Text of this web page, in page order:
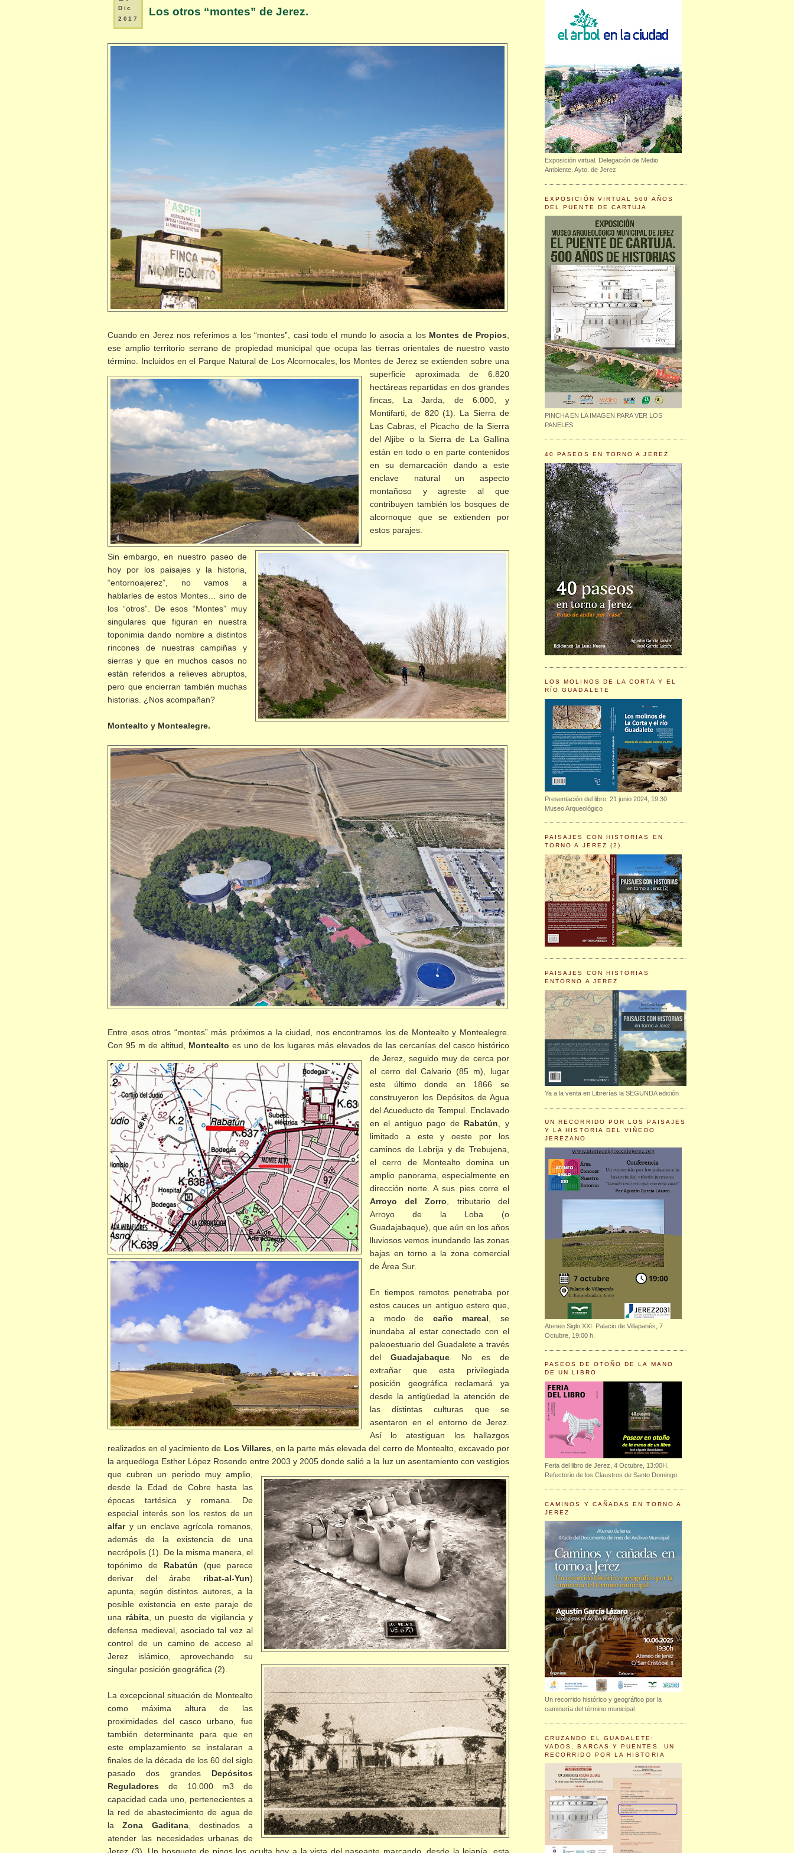
Dic
2017
Los otros “montes” de Jerez.
Cuando en Jerez nos referimos a los “montes”, casi todo el mundo lo asocia a los Montes de Propios
ese amplio territorio serrano de propiedad municipal que ocupa las tierras orientales de nuestro vasto
término. Incluidos en el Parque Natural de Los Alcornocales, los Montes de Jerez se extienden sobre una
superficie aproximada de 6.820
hectáreas repartidas en dos grandes
fincas, La Jarda, de 6.000, y
Montifarti, de 820 (1). La Sierra de
Las Cabras, el Picacho de la Sierra
del Aljibe o la Sierra de La Gallina
están en todo o en parte contenidos
en su demarcación dando a este
enclave natural un aspecto
montañoso y agreste al que
contribuyen también los bosques de
alcornoque que se extienden por
estos parajes.
Sin embargo, en nuestro paseo de
hoy por los paisajes y la historia,
“entornoajerez”, no vamos a
hablarles de estos Montes… sino de
los “otros”. De esos “Montes” muy
singulares que figuran en nuestra
toponimia dando nombre a distintos
rincones de nuestras campiñas y
sierras y que en muchos casos no
están referidos a relieves abruptos,
pero que encierran también muchas
historias. ¿Nos acompañan?
Montealto y Montealegre.
Entre esos otros “montes” más próximos a la ciudad, nos encontramos los de Montealto y Montealegre.
Con 95 m de altitud, Montealto es uno de los lugares más elevados de las cercanías del casco histórico
de Jerez, seguido muy de cerca por
el cerro del Calvario (85 m), lugar
este último donde en 1866 se
construyeron los Depósitos de Agua
del Acueducto de Tempul. Enclavado
en el antiguo pago de Rabatún , y
limitado a este y oeste por los
caminos de Lebrija y de Trebujena,
el cerro de Montealto domina un
amplio panorama, especialmente en
dirección norte. A sus pies corre el
Arroyo del Zorro , tributario del
Arroyo de la Loba (o
Guadajabaque), que aún en los años
lluviosos vemos inundando las zonas
bajas en torno a la zona comercial
de Área Sur.
En tiempos remotos penetraba por
estos cauces un antiguo estero que,
a modo de caño mareal , se
inundaba al estar conectado con el
paleoestuario del Guadalete a través
del Guadajabaque. No es de
extrañar que esta privilegiada
posición geográfica reclamará ya
desde la antigüedad la atención de
las distintas culturas que se
asentaron en el entorno de Jerez.
Así lo atestiguan los hallazgos
realizados en el yacimiento de Los Villares , en la parte más elevada del cerro de Montealto, excavado por
la arqueóloga Esther López Rosendo entre 2003 y 2005 donde salió a la luz un asentamiento con vestigios
quecubren un periodo muy amplio,
desde la Edad de Cobre hasta las
épocas tartésica y romana. De
especial interés son los restos de un
alfary un enclave agrícola romanos,
además de la existencia de una
necrópolis (1). De la misma manera, el
topónimo de Rabatún (que parece
derivar del árabe ribat-al-Yun)
apunta, según distintos autores, a la
posible existencia en este paraje de
una rábita, un puesto de vigilancia y
defensa medieval, asociado tal vez al
control de un camino de accesoal
Jerez islámico, aprovechando su
singular posición geográfica (2).
La excepcional situación de Montealto
como máxima altura de las
proximidades del casco urbano, fue
también determinante para que en
este emplazamiento se instalaran a
finales de la década de los 60 del siglo
pasado dos grandes Depósitos
Reguladores de 10.000 m3 de
capacidad cada uno, pertenecientes a
la red de abastecimiento de agua de
laZona Gaditana, destinados a
atender las necesidades urbanas de
Exposición virtual. Delegación de Medio
Ambiente. Ayto. de Jerez
EXPOSICIÓN VIRTUAL 500 AÑOS
DEL PUENTE DE CARTUJA
PINCHA EN LA IMAGEN PARA VER LOS
PANELES
40 PASEOS EN TORNO A JEREZ
LOS MOLINOS DE LA CORTA Y EL
RÍO GUADALETE
Presentación del libro: 21 junio 2024, 19:30
Museo Arqueológico
PAISAJES CON HISTORIAS EN
TORNO A JEREZ (2).
PAISAJES CON HISTORIAS
ENTORNO A JEREZ
Ya a la venta en Librerías la SEGUNDA edición
UN RECORRIDO POR LOS PAISAJES
Y LA HISTORIA DEL VIÑEDO
JEREZANO
Ateneo Siglo XXI. Palacio de Villapanés, 7
Octubre, 19:00 h.
PASEOS DE OTOÑO DE LA MANO
DE UN LIBRO
Feria del libro de Jerez, 4 Octubre, 13:00H.
Refectorio de los Claustros de Santo Domingo
CAMINOS Y CAÑADAS EN TORNO A
JEREZ
Un recorrido histórico y geográfico por la
caminería del término municipal
CRUZANDO EL GUADALETE:
VADOS, BARCAS Y PUENTES. UN
RECORRIDO POR LA HISTORIA